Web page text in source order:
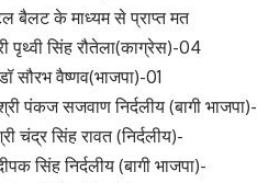
बैलट के माध्यम से प्राप्त मत
पृथ्वी सिंह रौतेला(काग्रेस)-04
सौरभ वैष्णव(भाजपा)-01
पंकज सजवाण निर्दलीय (बागी भाजपा)-
चंद्र सिंह रावत (निर्दलीय)-
सिंह निर्दलीय (बागी भाजपा)-